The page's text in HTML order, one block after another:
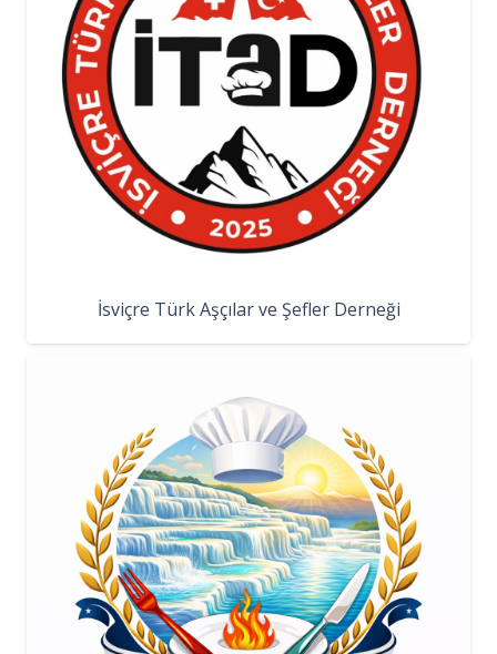
İsviçre Türk Aşçılar ve Şefler Derneği